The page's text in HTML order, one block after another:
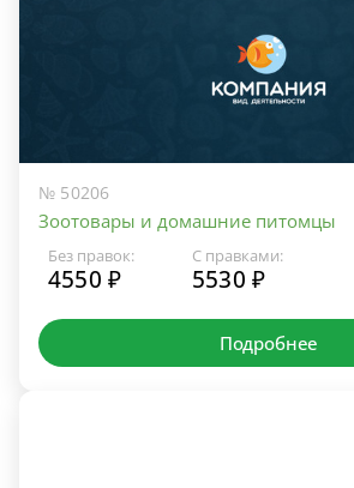
№ 50206
Зоотовары и домашние питомцы
Без правок:
4550 ₽
С правками:
5530 ₽
Подробнее